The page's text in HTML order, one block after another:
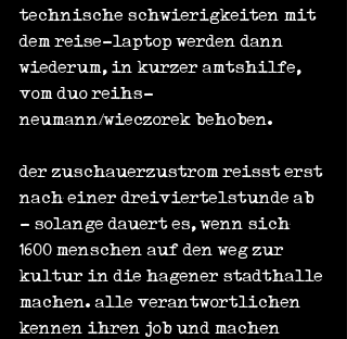
technische schwierigkeiten mit
dem reise-laptop werden dann
wiederum, in kurzer amtshilfe,
vom duo reihs-
neumann/wieczorek behoben.
der zuschauerzustrom reisst erst
nach einer dreiviertelstunde ab
- solange dauert es, wenn sich
1600 menschen auf den weg zur
kultur in die hagener stadthalle
machen. alle verantwortlichen
kennen ihren job und machen